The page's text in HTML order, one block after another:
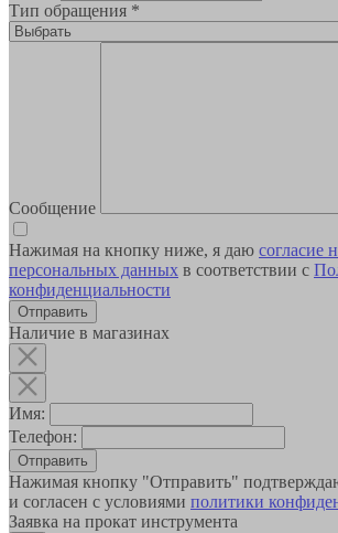
Тип обращения *
Сообщение
Нажимая на кнопку ниже, я даю согласие
персональных данных в соответствии с
конфиденциальности
Наличие в магазинах
Имя:
Телефон:
Отправить
Нажимая кнопку "Отправить"
и согласен с условиями политики
Заявка на прокат инструмента